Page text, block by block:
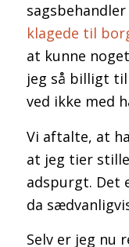
klagede til
at kunne
jeg så billigt til
ved ikke med
Vi aftalte, at
at jeg tier
adspurgt. Det
da
Selv er jeg nu